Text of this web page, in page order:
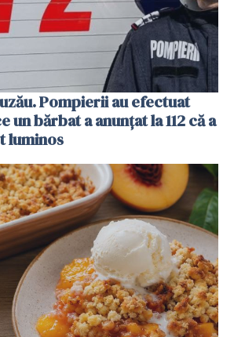
Pompierii au efectuat
un bărbat a anunțat la 112 că a
luminos